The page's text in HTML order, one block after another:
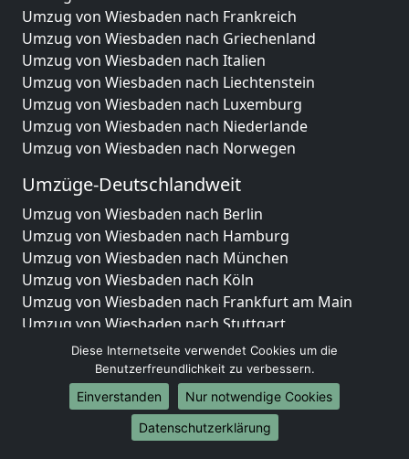
Umzug von Wiesbaden nach Frankreich
Umzug von Wiesbaden nach Griechenland
Umzug von Wiesbaden nach Italien
Umzug von Wiesbaden nach Liechtenstein
Umzug von Wiesbaden nach Luxemburg
Umzug von Wiesbaden nach Niederlande
Umzug von Wiesbaden nach Norwegen
Umzüge-Deutschlandweit
Umzug von Wiesbaden nach Berlin
Umzug von Wiesbaden nach Hamburg
Umzug von Wiesbaden nach München
Umzug von Wiesbaden nach Köln
Umzug von Wiesbaden nach Frankfurt am Main
Umzug von Wiesbaden nach Stuttgart
Umzug von Wiesbaden nach Düsseldorf
Umzug von Wiesbaden nach Leipzig
Umzug von Wiesbaden nach Dortmund
Umzug von Wiesbaden nach Essen
Umzug von Wiesbaden nach Bremen
Diese Internetseite verwendet Cookies um die
Benutzerfreundlichkeit zu verbessern.
Einverstanden
Nur notwendige Cookies
Datenschutzerklärung